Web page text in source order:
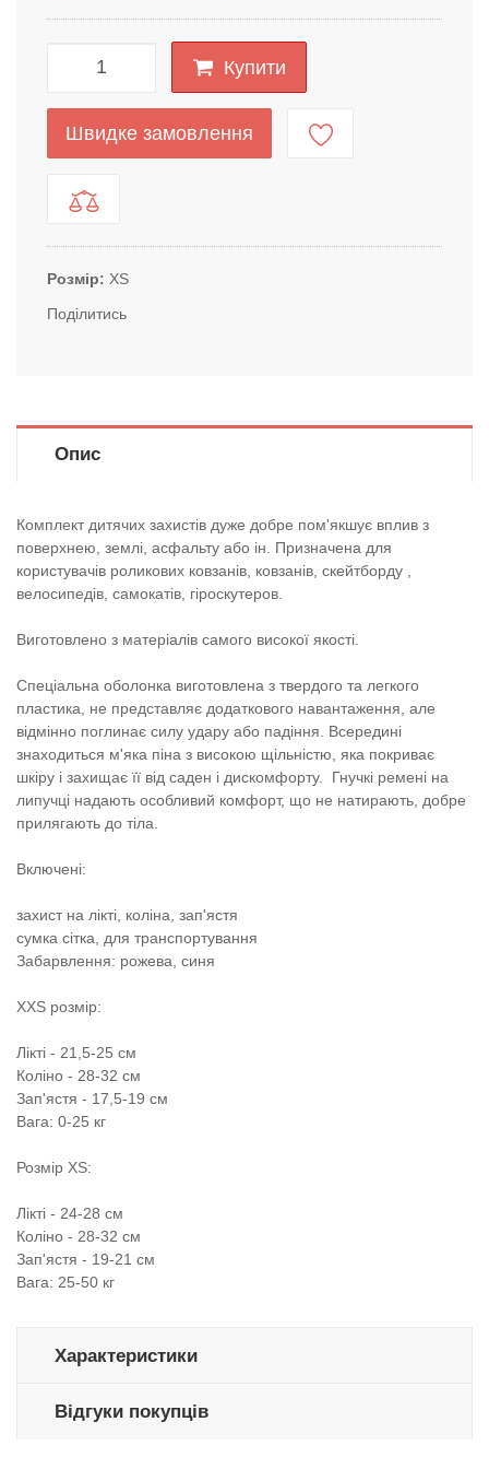
Купити
Швидке замовлення
Розмір
XS
Поділитись
Опис
Комплект дитячих захистів дуже добре пом'якшує вплив з
поверхнею, землі, асфальту або ін. Призначена для
користувачів роликових ковзанів, ковзанів, скейтборду ,
велосипедів, самокатів, гіроскутеров.
Виготовлено з матеріалів самого високої якості.
Спеціальна оболонка виготовлена ​​з твердого та легкого
пластика, не представляє додаткового навантаження, але
відмінно поглинає силу удару або падіння. Всередині
знаходиться м'яка піна з високою щільністю, яка покриває
шкіру і захищає її від саден і дискомфорту. Гнучкі ремені на
липучці надають особливий комфорт, що не натирають, добре
прилягають до тіла.
Включені:
захист на лікті, коліна, зап'ястя
сумка сітка, для транспортування
Забарвлення: рожева, синя
XXS розмір:
Лікті - 21,5-25 см
Коліно - 28-32 см
Зап'ястя - 17,5-19 см
Вага: 0-25 кг
Розмір XS:
Лікті - 24-28 см
Коліно - 28-32 см
Зап'ястя - 19-21 см
Вага: 25-50 кг
Характеристики
Відгуки покупців